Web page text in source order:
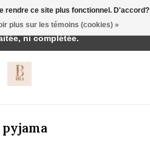
rendre ce site plus fonctionnel. D'accord?
plus sur les témoins (cookies) »
Toute commande passée
ni complétée.